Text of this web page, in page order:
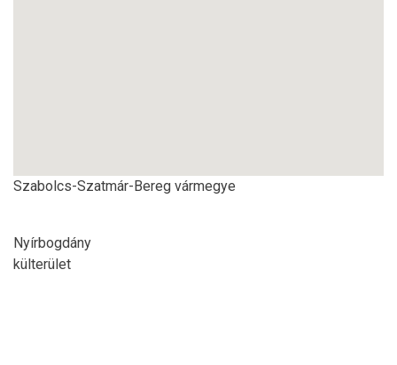
Szabolcs-Szatmár-Bereg vármegye
Nyírbogdány
külterület